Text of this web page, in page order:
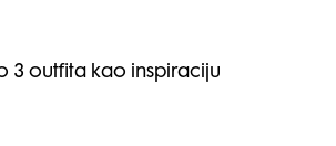
3 outfita kao inspiraciju